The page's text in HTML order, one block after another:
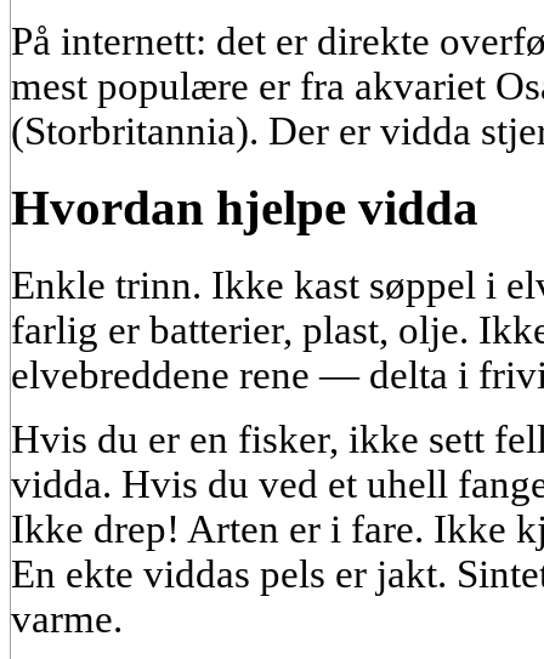
På internett: det er direkte
mest populære er fra akvariet
(Storbritannia). Der er vidda
Hvordan hjelpe vidda
Enkle trinn. Ikke kast søppel i
farlig er batterier, plast, olje.
elvebreddene rene — delta i
Hvis du er en fisker, ikke sett
vidda. Hvis du ved et uhell
Ikke drep! Arten er i fare. Ikke
En ekte viddas pels er jakt.
varme.